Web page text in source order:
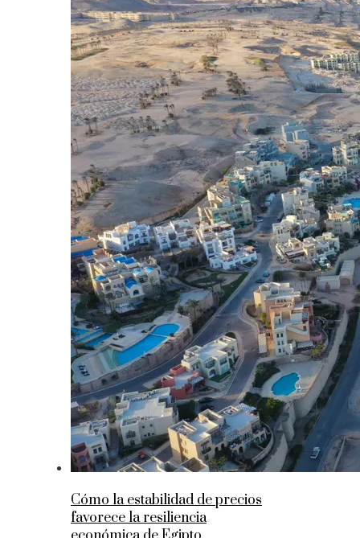
Cómo la estabilidad de precios
favorece la resiliencia